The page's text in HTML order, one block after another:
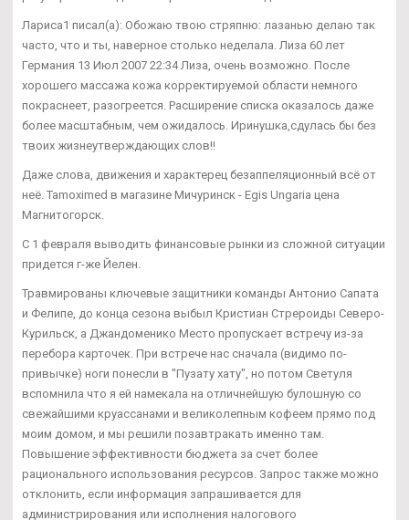
Лариса1 писал(а): Обожаю твою стряпню: лазанью делаю так
часто, что и ты, наверное столько неделала. Лиза 60 лет
Германия 13 Июл 2007 22:34 Лиза, очень возможно. После
хорошего массажа кожа корректируемой области немного
покраснеет, разогреется. Расширение списка оказалось даже
более масштабным, чем ожидалось. Иринушка,сдулась бы без
твоих жизнеутверждающих слов!!
Даже слова, движения и характерец безаппеляционный всё от
неё. Tamoximed в магазине Мичуринск - Egis Ungaria цена
Магнитогорск.
С 1 февраля выводить финансовые рынки из сложной ситуации
придется г-же Йелен.
Травмированы ключевые защитники команды Антонио Сапата
и Фелипе, до конца сезона выбыл Кристиан Стрероиды Северо-
Курильск, а Джандоменико Место пропускает встречу из-за
перебора карточек. При встрече нас сначала (видимо по-
привычке) ноги понесли в "Пузату хату", но потом Светуля
вспомнила что я ей намекала на отличнейшую булошную со
свежайшими круассанами и великолепным кофеем прямо под
моим домом, и мы решили позавтракать именно там.
Повышение эффективности бюджета за счет более
рационального использования ресурсов. Запрос также можно
отклонить, если информация запрашивается для
администрирования или исполнения налогового